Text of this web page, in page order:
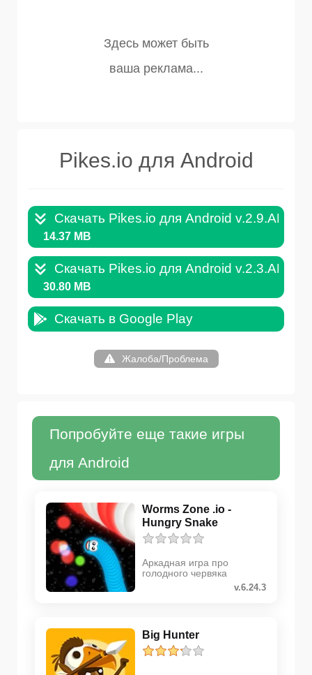
Pikes.io для Android
Скачать Pikes.io для Android v.2.9.APK
14.37 MB
Скачать Pikes.io для Android v.2.3.APK
30.80 MB
Скачать в Google Play
Жалоба/Проблема
Попробуйте еще такие игры
для Android
Worms Zone .io -
Hungry Snake
Аркадная игра про
голодного червяка
v.6.24.3
Big Hunter